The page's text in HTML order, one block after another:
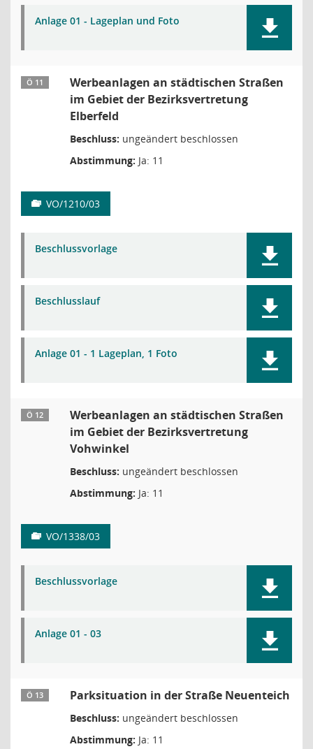
Anlage 01 - Lageplan und Foto
Ö 11
Werbeanlagen an städtischen Straßen
im Gebiet der Bezirksvertretung
Elberfeld
Beschluss: ungeändert beschlossen
Abstimmung: Ja: 11
VO/1210/03
Beschlussvorlage
Beschlusslauf
Anlage 01 - 1 Lageplan, 1 Foto
Ö 12
Werbeanlagen an städtischen Straßen
im Gebiet der Bezirksvertretung
Vohwinkel
Beschluss: ungeändert beschlossen
Abstimmung: Ja: 11
VO/1338/03
Beschlussvorlage
Anlage 01 - 03
Ö 13 Parksituation in der Straße Neuenteich
Beschluss: ungeändert beschlossen
Abstimmung: Ja: 11